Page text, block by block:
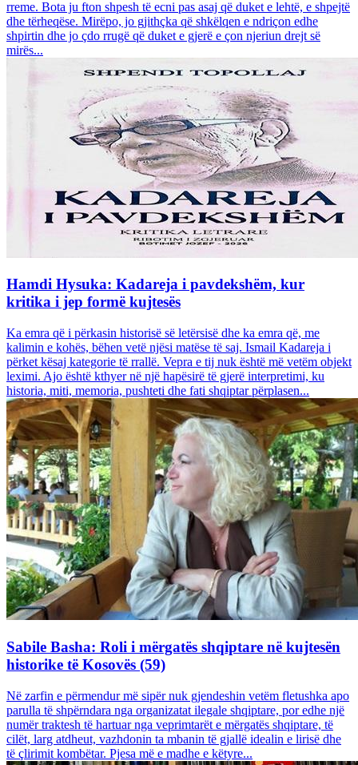
rreme. Bota ju fton shpesh të ecni pas asaj që duket e lehtë, e shpejtë
dhe tërheqëse. Mirëpo, jo gjithçka që shkëlqen e ndriçon edhe
shpirtin dhe jo çdo rrugë që duket e gjerë e çon njeriun drejt së
mirës...
Hamdi Hysuka: Kadareja i pavdekshëm, kur
kritika i jep formë kujtesës
Ka emra që i përkasin historisë së letërsisë dhe ka emra që, me
kalimin e kohës, bëhen vetë njësi matëse të saj. Ismail Kadareja i
përket kësaj kategorie të rrallë. Vepra e tij nuk është më vetëm objekt
leximi. Ajo është kthyer në një hapësirë të gjerë interpretimi, ku
historia, miti, memoria, pushteti dhe fati shqiptar përplasen...
Sabile Basha: Roli i mërgatës shqiptare në kujtesën
historike të Kosovës (59)
Në zarfin e përmendur më sipër nuk gjendeshin vetëm fletushka apo
parulla të shpërndara nga organizatat ilegale shqiptare, por edhe një
numër traktesh të hartuar nga veprimtarët e mërgatës shqiptare, të
cilët, larg atdheut, vazhdonin ta mbanin të gjallë idealin e lirisë dhe
të çlirimit kombëtar. Pjesa më e madhe e këtyre...